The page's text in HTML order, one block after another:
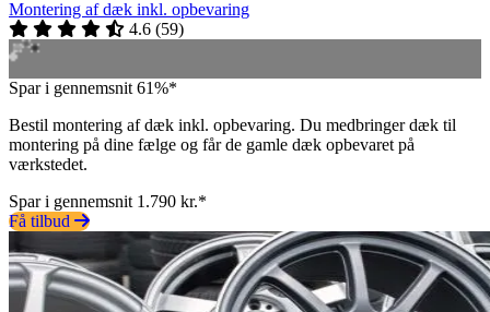
Montering af dæk inkl. opbevaring
4.6 (59)
Spar i gennemsnit 61%*
Bestil montering af dæk inkl. opbevaring. Du medbringer dæk til
montering på dine fælge og får de gamle dæk opbevaret på
værkstedet.
Spar i gennemsnit 1.790 kr.*
Få tilbud